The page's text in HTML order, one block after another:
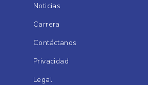
Noticias
Carrera
Contáctanos
Privacidad
Legal